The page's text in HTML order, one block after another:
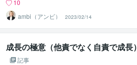
10
ambi（アンビ）
2023/02/14
成長の極意（他責でなく自責で成長）
記事